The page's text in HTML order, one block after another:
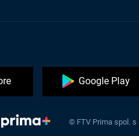
Google Play
© FTV Prima spol. s